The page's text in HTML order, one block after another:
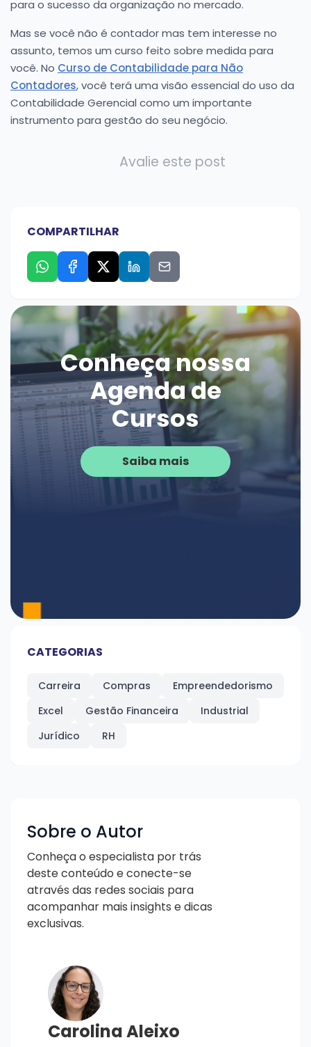
para o sucesso da organização no mercado.
Mas se você não é contador mas tem interesse no
assunto, temos um curso feito sobre medida para
você. No Curso de Contabilidade para Não
Contadores, você terá uma visão essencial do uso da
Contabilidade Gerencial como um importante
instrumento para gestão do seu negócio.
Avalie este post
COMPARTILHAR
Conheça nossa
Agenda de
Cursos
Saiba mais
CATEGORIAS
Carreira Compras
Empreendedorismo
Excel
Gestão Financeira
Industrial
Jurídico
RH
Sobre o Autor
Conheça o especialista por trás
deste conteúdo e conecte-se
através das redes sociais para
acompanhar mais insights e dicas
exclusivas.
Carolina Aleixo